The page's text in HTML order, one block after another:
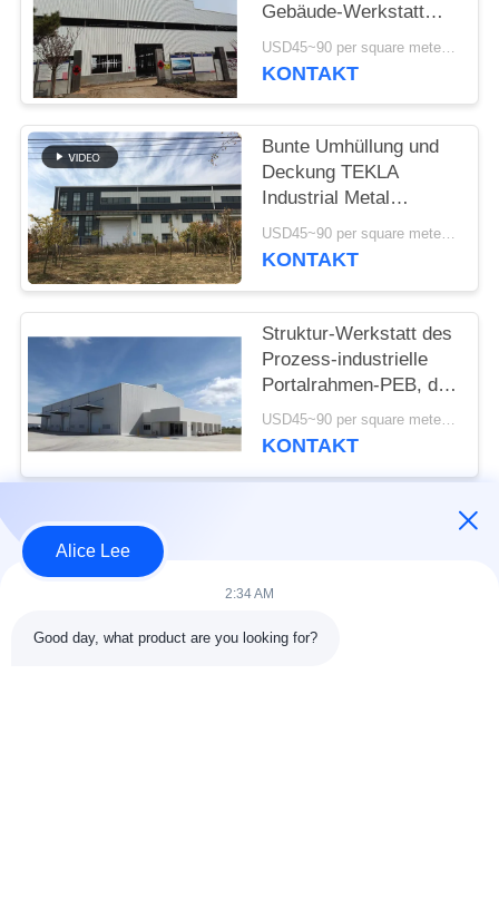
Gebäude-Werkstatt
hochfest
USD45~90 per square meter MOQ:1000 Quadratmeter
KONTAKT
Bunte Umhüllung und
Deckung TEKLA
Industrial Metal
Workshop Buildings
USD45~90 per square meter MOQ:1000 Quadratmeter
KONTAKT
Struktur-Werkstatt des
Prozess-industrielle
Portalrahmen-PEB, die
Iso-Norm aufbaut
USD45~90 per square meter MOQ:1000 Quadratmeter
KONTAKT
Beliebte Kategorien
Stahlkonstruktionsbau
Werkstatt
Alice Lee
2:34 AM
Good day, what product are you looking for?